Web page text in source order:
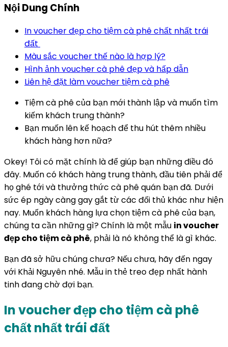
Nội Dung Chính
In voucher đẹp cho tiệm cà phê chất nhất trái
đất
Màu sắc voucher thế nào là hợp lý?
Hình ảnh voucher cà phê đẹp và hấp dẫn
Liên hệ đặt làm voucher tiệm cà phê
Tiệm cà phê của bạn mới thành lập và muốn tìm
kiếm khách trung thành?
Bạn muốn lên kế hoạch để thu hút thêm nhiều
khách hàng hơn nữa?
Okey! Tôi có mặt chính là để giúp bạn những điều đó
đây. Muốn có khách hàng trung thành, đầu tiên phải để
họ ghé tới và thưởng thức cà phê quán bạn đã. Dưới
sức ép ngày càng gay gắt từ các đối thủ khác như hiện
nay. Muốn khách hàng lựa chọn tiệm cà phê của bạn,
chúng ta cần những gì? Chính là một mẫu in voucher
đẹp cho tiệm cà phê, phải là nó không thể là gì khác.
Bạn đã sở hữu chúng chưa? Nếu chưa, hãy đến ngay
với Khải Nguyên nhé. Mẫu in thẻ treo đẹp nhất hành
tinh đang chờ đợi bạn.
In voucher đẹp cho tiệm cà phê
chất nhất trái đất